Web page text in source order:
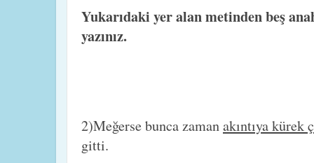
Yukarıdaki yer alan metinden beş
yazınız.
2)Meğerse bunca zamanakıntıya kürek
gitti.